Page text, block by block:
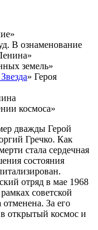
В ознаменование
земель»
» Героя
космоса»
дважды Герой
Гречко. Как
стала сердечная
состояния
отряд в мае 1968
советской
За его
открытый космос и